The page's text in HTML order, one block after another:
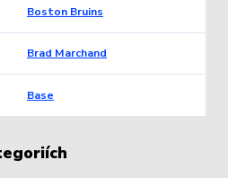
Boston Bruins
Brad Marchand
Base